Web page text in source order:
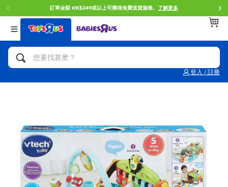
訂單金額 HK$349或以上可獲得免費送貨服務。 了解更多
登入 / 註冊
返回
分類目錄
人氣英雄,角色扮演,射擊玩具
玩具車,貨車,火車及遙控系列
手工藝,文具,蠟筆,泥膠,畫板
返回
品牌
Brunch Brother 早午餐兄弟
Mini Brands
Play-Doh培樂多
返回
年齢
0~2歳
8~11歳
12~14歳